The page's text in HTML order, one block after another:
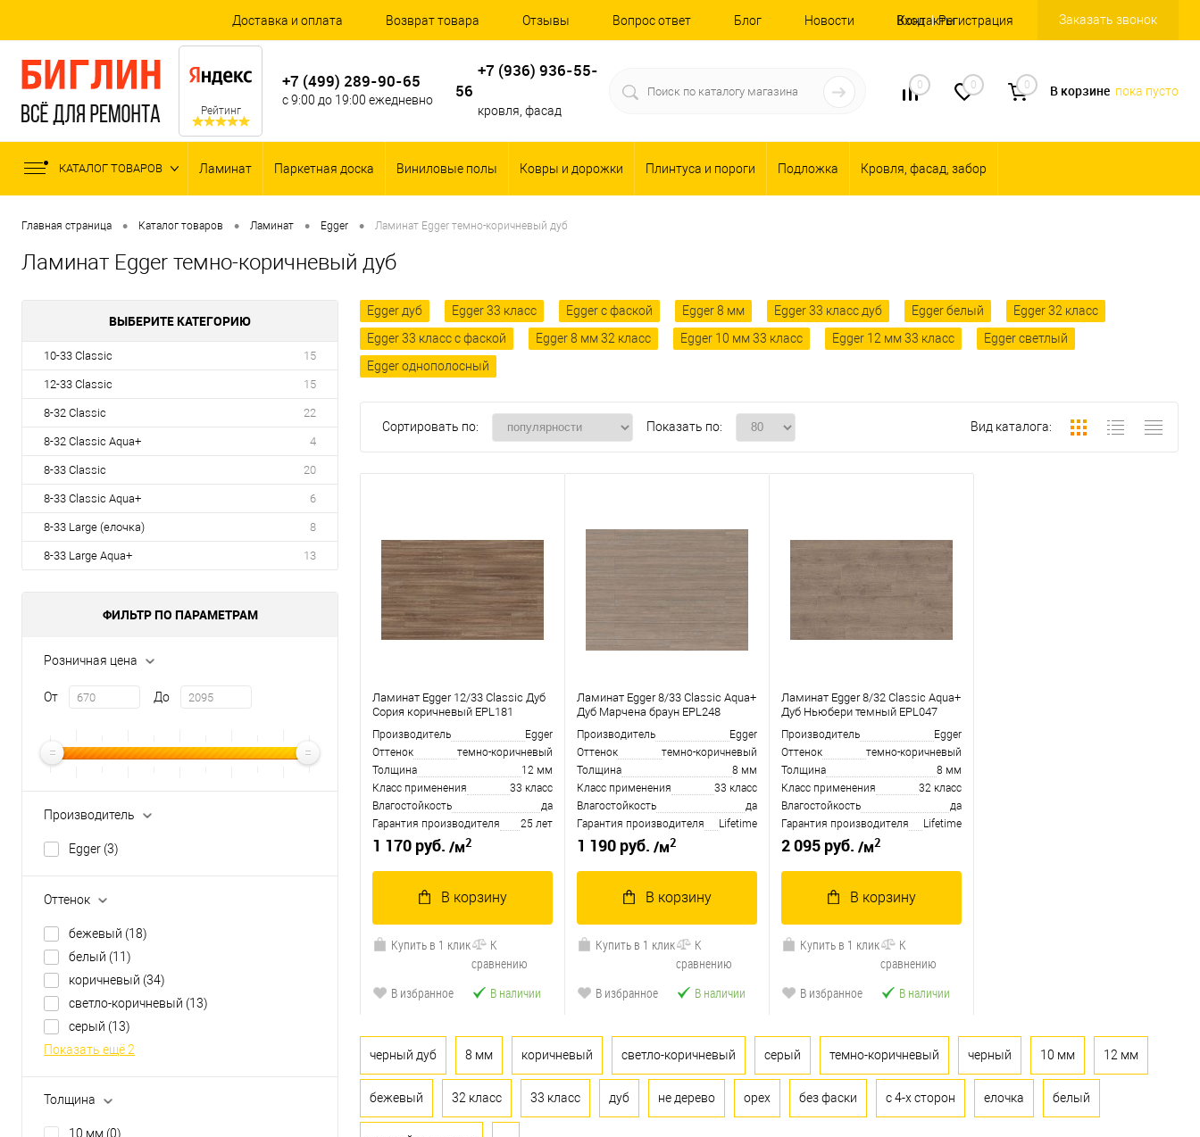
Доставка и оплата Возврат товара Отзывы Вопрос ответ Блог Новости Контакты
Вход Регистрация Заказать звонок
Рейтинг
+7 (499) 289-90-65
с 9:00 до 19:00 ежедневно
+7 (936) 936-55-
56
кровля, фасад
0 0 0 В корзине пока пусто
КАТАЛОГ ТОВАРОВ Ламинат Паркетная доска Виниловые полы Ковры и дорожки Плинтуса и пороги Подложка Кровля, фасад, забор
Главная страница • Каталог товаров • Ламинат • Egger • Ламинат Egger темно-коричневый дуб
Ламинат Egger темно-коричневый дуб
ВЫБЕРИТЕ КАТЕГОРИЮ
10-33 Classic 15
12-33 Classic 15
8-32 Classic 22
8-32 Classic Aqua+ 4
8-33 Classic 20
8-33 Classic Aqua+ 6
8-33 Large (елочка) 8
8-33 Large Aqua+ 13
ФИЛЬТР ПО ПАРАМЕТРАМ
Розничная цена
От До
Производитель
Egger (3)
Оттенок
бежевый (18)
белый (11)
коричневый (34)
светло-коричневый (13)
серый (13)
Показать ещё 2
Толщина
10 мм (0)
Egger дуб Egger 33 класс Egger с фаской Egger 8 мм Egger 33 класс дуб Egger белый
Egger 32 класс
Egger 33 класс с фаской
Egger 8 мм 32 класс Egger 10 мм 33 класс Egger 12 мм 33 класс
Egger светлый
Egger однополосный
Сортировать по: Показать по: Вид каталога:
Ламинат Egger 12/33 Classic Дуб
Сория коричневый EPL181
Производитель
Egger
Оттенок
темно-коричневый
Толщина
12 мм
Класс применения
33 класс
Влагостойкость
да
Гарантия производителя
25 лет
1 170 руб. /м2
В корзину
Купить в 1 клик
К
сравнению
В избранное
В наличии
Ламинат Egger 8/33 Classic Aqua+
Дуб Марчена браун EPL248
Производитель
Egger
Оттенок
темно-коричневый
Толщина
8 мм
Класс применения
33 класс
Влагостойкость
да
Гарантия производителя
Lifetime
1 190 руб. /м2
В корзину
Купить в 1 клик
К
сравнению
В избранное
В наличии
Ламинат Egger 8/32 Classic Aqua+
Дуб Ньюбери темный EPL047
Производитель
Egger
Оттенок
темно-коричневый
Толщина
8 мм
Класс применения
32 класс
Влагостойкость
да
Гарантия производителя
Lifetime
2 095 руб. /м2
В корзину
Купить в 1 клик
К
сравнению
В избранное
В наличии
черный дуб 8 мм коричневый светло-коричневый серый темно-коричневый черный 10 мм 12 мм
бежевый 32 класс 33 класс дуб не дерево орех без фаски с 4-х сторон елочка белый